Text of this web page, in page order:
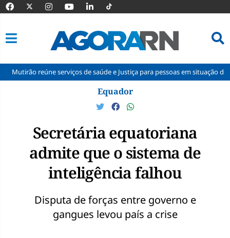
serviços de saúde e Justiça para pessoas em situação de rua em Natal
Equador
Secretária equatoriana
admite que o sistema de
inteligência falhou
Disputa de forças entre governo e
gangues levou país a crise